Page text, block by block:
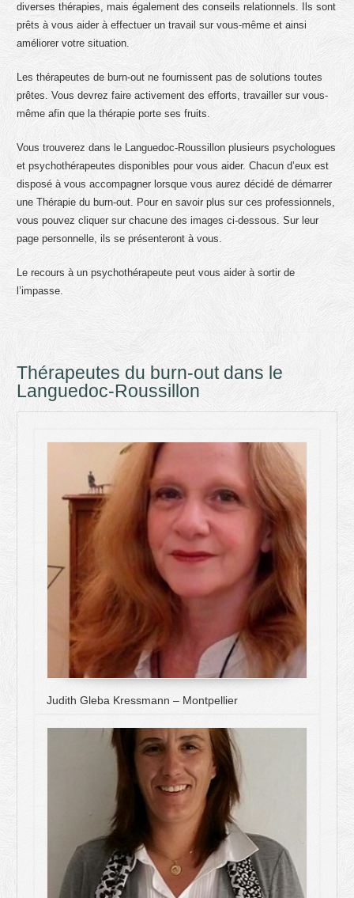
diverses thérapies, mais également des conseils relationnels. Ils sont
prêts à vous aider à effectuer un travail sur vous-même et ainsi
améliorer votre situation.
Les thérapeutes de burn-out ne fournissent pas de solutions toutes
prêtes. Vous devrez faire activement des efforts, travailler sur vous-
même afin que la thérapie porte ses fruits.
Vous trouverez dans le Languedoc-Roussillon plusieurs psychologues
et psychothérapeutes disponibles pour vous aider. Chacun d’eux est
disposé à vous accompagner lorsque vous aurez décidé de démarrer
une Thérapie du burn-out. Pour en savoir plus sur ces professionnels,
vous pouvez cliquer sur chacune des images ci-dessous. Sur leur
page personnelle, ils se présenteront à vous.
Le recours à un psychothérapeute peut vous aider à sortir de
l’impasse.
Thérapeutes du burn-out dans le
Languedoc-Roussillon
Judith Gleba Kressmann – Montpellier